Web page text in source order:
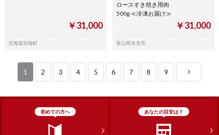
￥31,000
北海道別海町
ロースすき焼き用肉
500g ≪冷凍お届け≫
￥31,000
富山県氷見市
1 2 3 4 5 6 7 8 9
初めての方へ あなたの目安は？